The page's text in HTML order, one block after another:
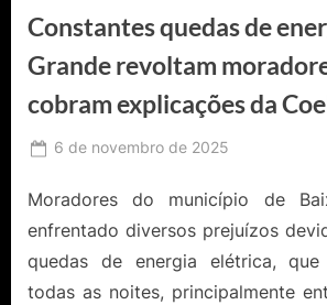
Constantes quedas de
Grande revoltam
cobram explicações da
Posted
6 de novembro de 2025
Catureba
Moradores do município de
enfrentado diversos prejuízos
quedas de energia elétrica,
todas as noites, principalmente